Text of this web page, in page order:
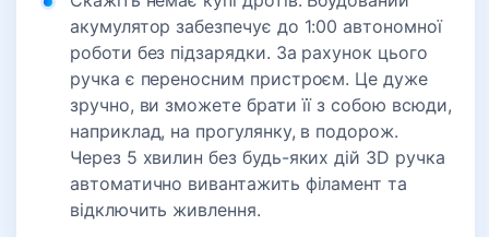
акумулятор забезпечує до 1:00 автономної
роботи без підзарядки. За рахунок цього
ручка є переносним пристроєм. Це дуже
зручно, ви зможете брати її з собою всюди,
наприклад, на прогулянку, в подорож.
Через 5 хвилин без будь-яких дій 3D ручка
автоматично вивантажить філамент та
відключить живлення.